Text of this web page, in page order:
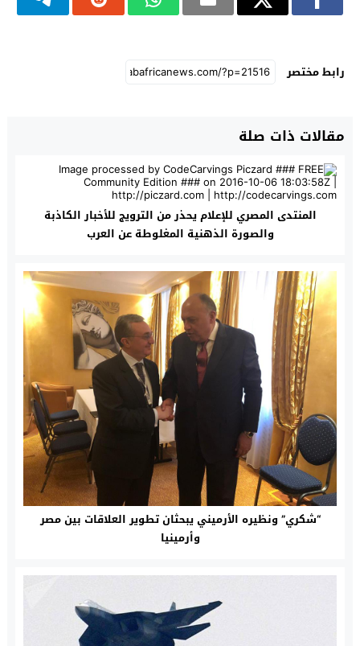
رابط مختصر
مقالات ذات صلة
المنتدى المصري للإعلام يحذر من الترويج للأخبار الكاذبة
والصورة الذهنية المغلوطة عن العرب
“شكري” ونظيره الأرميني يبحثان تطوير العلاقات بين مصر
وأرمينيا